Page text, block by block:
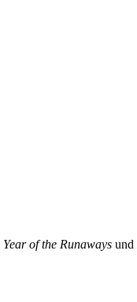
Year of the Runaways und